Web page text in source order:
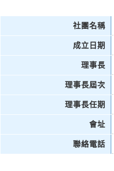
社團名稱
成立日期
理事長
理事長屆次
理事長任期
會址
聯絡電話